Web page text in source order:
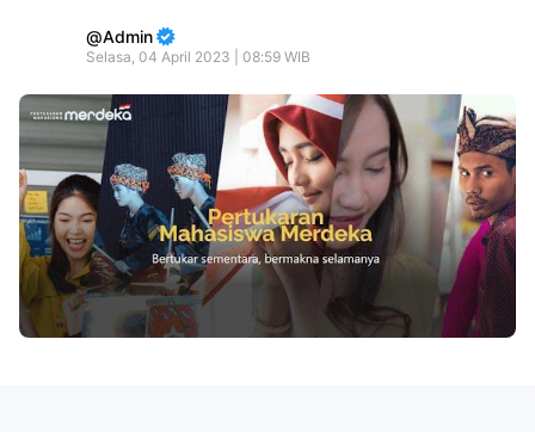
Admin
Selasa, 04 April 2023 | 08:59 WIB